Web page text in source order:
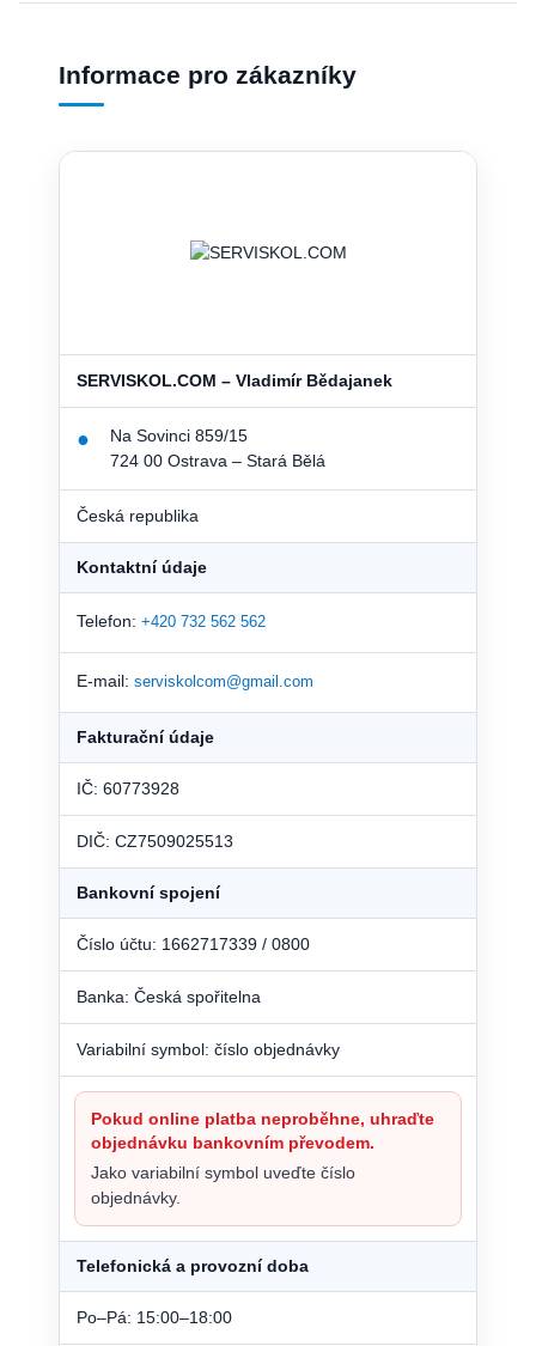
Informace pro zákazníky
SERVISKOL.COM – Vladimír Bědajanek
●
Na Sovinci 859/15
724 00 Ostrava – Stará Bělá
Česká republika
Kontaktní údaje
Telefon: +420 732 562 562
E-mail: serviskolcom@gmail.com
Fakturační údaje
IČ: 60773928
DIČ: CZ7509025513
Bankovní spojení
Číslo účtu: 1662717339 / 0800
Banka: Česká spořitelna
Variabilní symbol: číslo objednávky
Pokud online platba neproběhne, uhraďte
objednávku bankovním převodem.
Jako variabilní symbol uveďte číslo
objednávky.
Telefonická a provozní doba
Po–Pá: 15:00–18:00